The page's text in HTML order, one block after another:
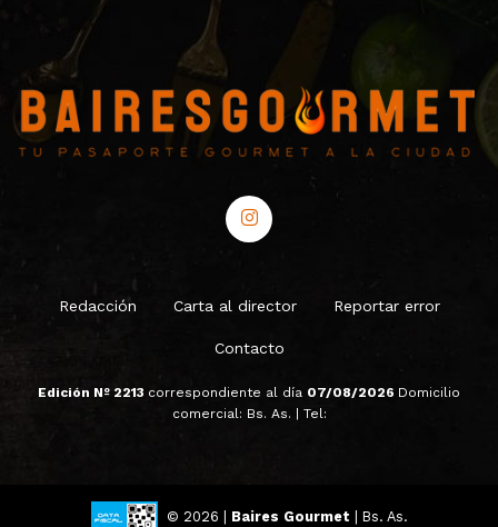
Redacción Carta al director Reportar error
Contacto
Edición Nº 2213 correspondiente al día 07/08/2026 Domicilio
comercial: Bs. As. | Tel:
© 2026 | Baires Gourmet | Bs. As.